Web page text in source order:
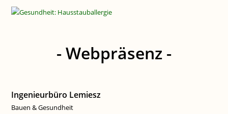
- Webpräsenz -
Ingenieurbüro Lemiesz
Bauen & Gesundheit